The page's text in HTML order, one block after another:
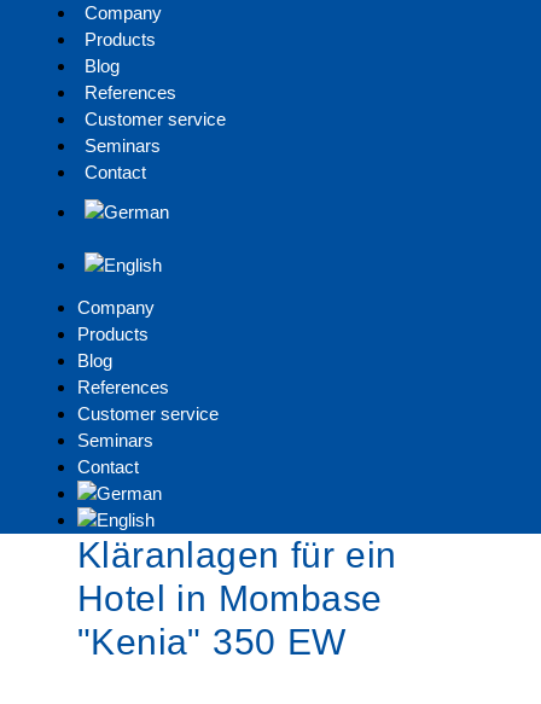
Company
Products
Blog
References
Customer service
Seminars
Contact
Company
Products
Blog
References
Customer service
Seminars
Contact
Kläranlagen für ein
Hotel in Mombase
"Kenia" 350 EW